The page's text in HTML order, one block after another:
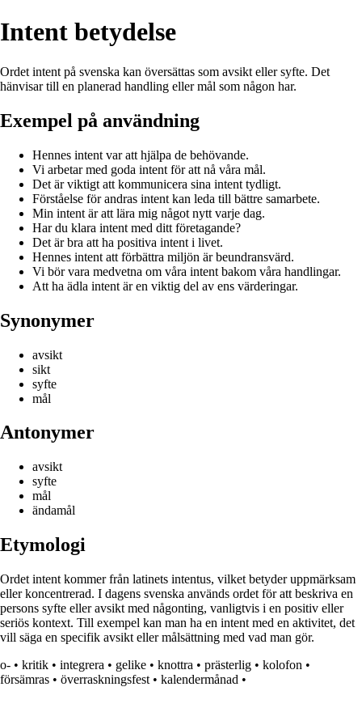
Intent betydelse
Ordet intent på svenska kan översättas som avsikt eller syfte. Det
hänvisar till en planerad handling eller mål som någon har.
Exempel på användning
Hennes intent var att hjälpa de behövande.
Vi arbetar med goda intent för att nå våra mål.
Det är viktigt att kommunicera sina intent tydligt.
Förståelse för andras intent kan leda till bättre samarbete.
Min intent är att lära mig något nytt varje dag.
Har du klara intent med ditt företagande?
Det är bra att ha positiva intent i livet.
Hennes intent att förbättra miljön är beundransvärd.
Vi bör vara medvetna om våra intent bakom våra handlingar.
Att ha ädla intent är en viktig del av ens värderingar.
Synonymer
avsikt
sikt
syfte
mål
Antonymer
avsikt
syfte
mål
ändamål
Etymologi
Ordet intent kommer från latinets intentus, vilket betyder uppmärksam
eller koncentrerad. I dagens svenska används ordet för att beskriva en
persons syfte eller avsikt med någonting, vanligtvis i en positiv eller
seriös kontext. Till exempel kan man ha en intent med en aktivitet, det
vill säga en specifik avsikt eller målsättning med vad man gör.
o- • kritik • integrera • gelike • knottra • prästerlig • kolofon •
försämras • överraskningsfest • kalendermånad •